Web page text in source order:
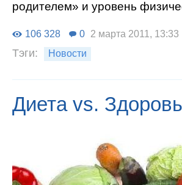
родителем» и уровень
106 328 0 2 марта 2011, 13:33
Тэги: Новости
Диета vs.